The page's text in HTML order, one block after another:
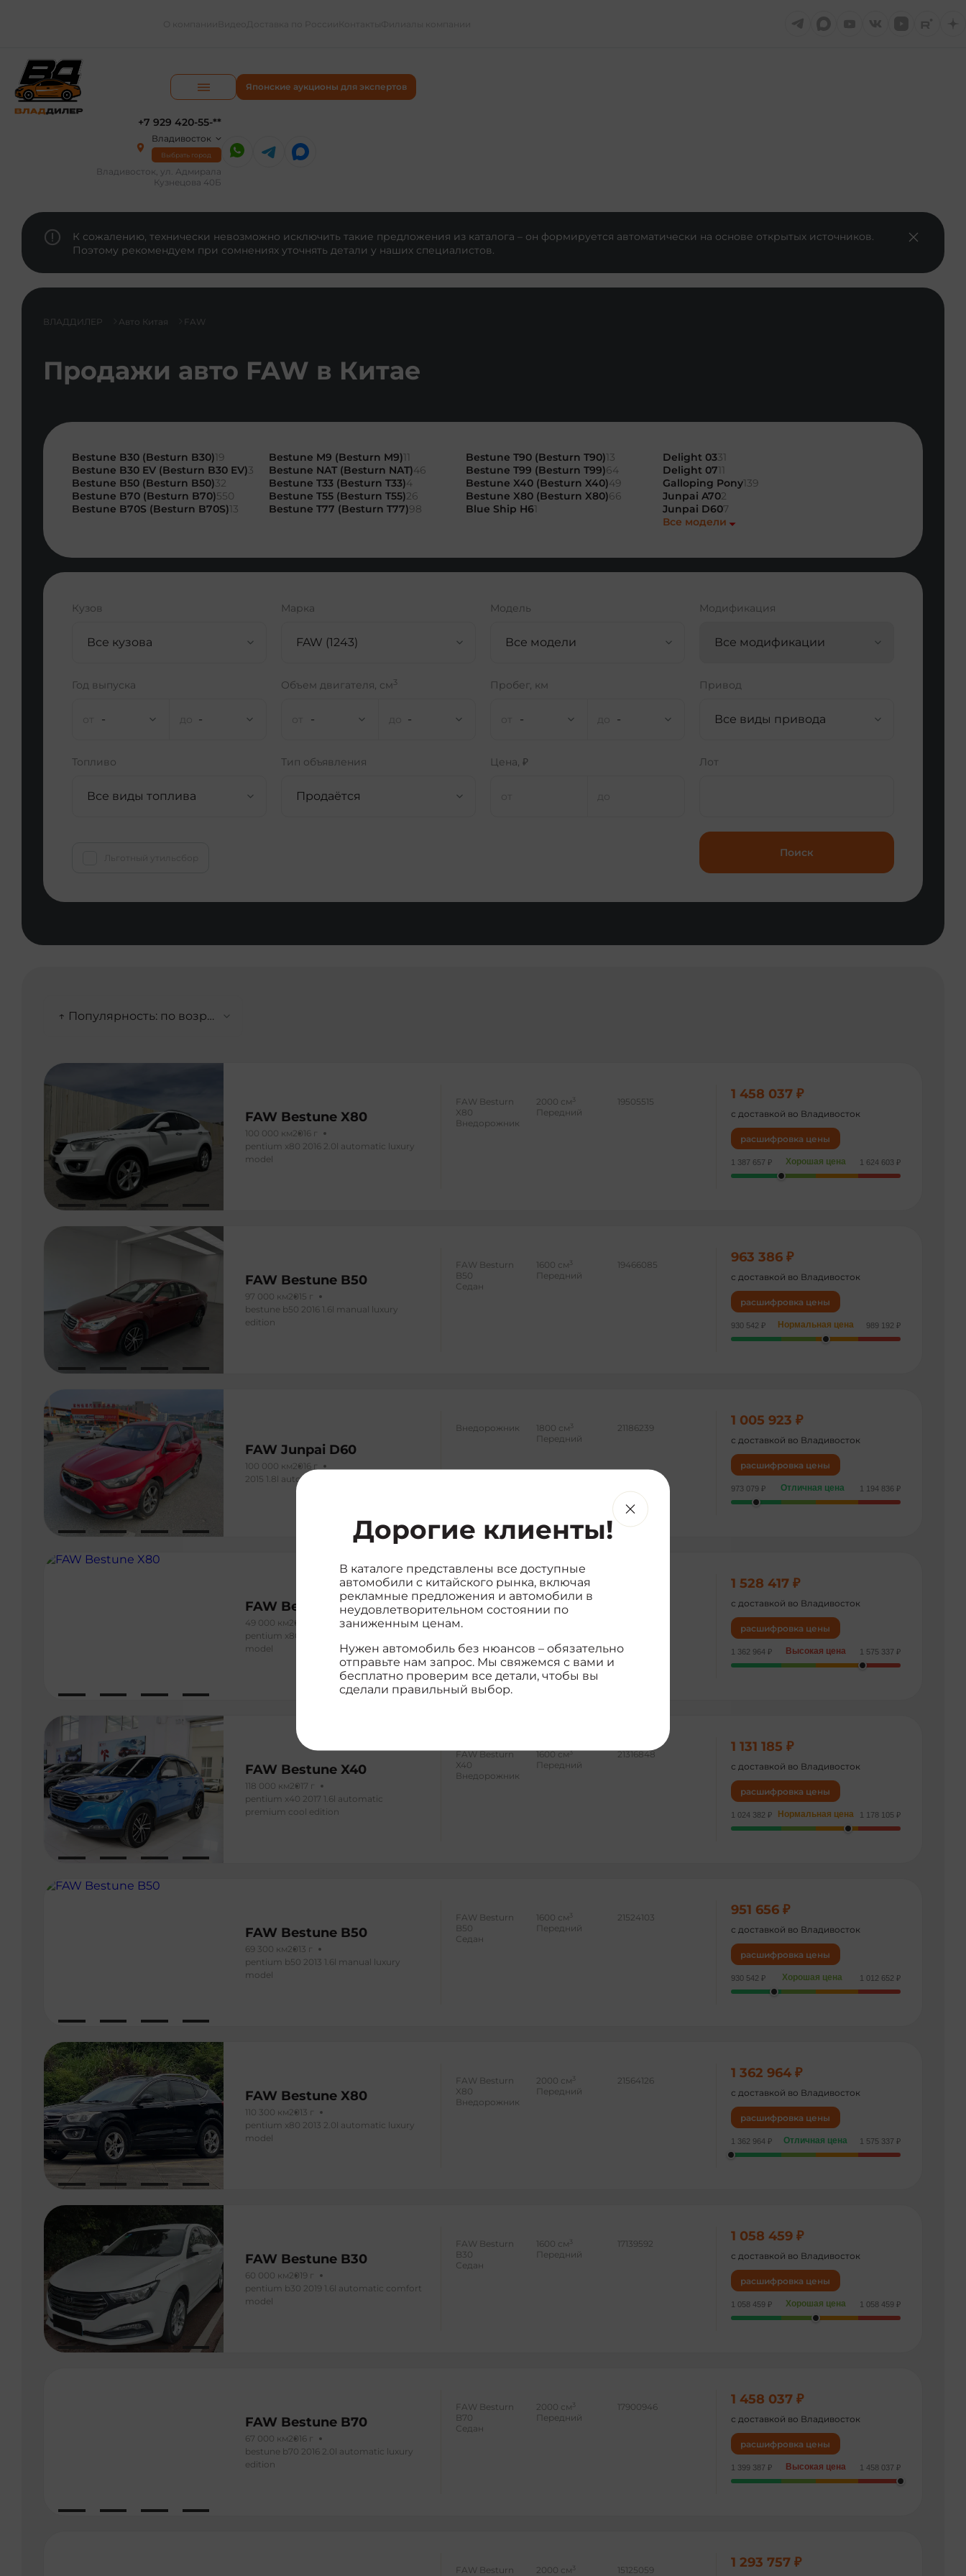
Японские аукционы для экспертов
+7 929 420-55-**
Владивосток
Выбрать город
Владивосток, ул. Адмирала
Кузнецова 40Б
К сожалению, технически невозможно исключить такие предложения из каталога – он формируется автоматически на основе открытых источников.
Поэтому рекомендуем при сомнениях уточнять детали у наших специалистов.
ВЛАДДИЛЕР Авто Китая FAW
Продажи авто FAW в Китае
Bestune B30 (Besturn B30)19
Bestune B30 EV (Besturn B30 EV)3
Bestune B50 (Besturn B50)32
Bestune B70 (Besturn B70)550
Bestune B70S (Besturn B70S)13
Bestune M9 (Besturn M9)11
Bestune NAT (Besturn NAT)46
Bestune T33 (Besturn T33)4
Bestune T55 (Besturn T55)26
Bestune T77 (Besturn T77)98
Bestune T90 (Besturn T90)13
Bestune T99 (Besturn T99)64
Bestune X40 (Besturn X40)49
Bestune X80 (Besturn X80)66
Blue Ship H61
Delight 0331
Delight 0711
Galloping Pony139
Junpai A702
Junpai D607
Все модели
Кузов
Все кузова
Марка
FAW (1243)
Модель
Все модели
Модификация
Все модификации
Год выпуска
- -
Объем двигателя, см3
- -
Пробег, км
- -
Привод
Все виды привода
Топливо
Все виды топлива
Тип объявления
Продаётся
Цена, ₽ Лот
Поиск
↑ Популярность: по возрастанию
FAW Bestune X80
100 000 км2016 г
pentium x80 2016 2.0l automatic luxury
model
FAW Besturn
X80
Внедорожник
2000 см 3
Передний
19505515 1 458 037 ₽
с доставкой во Владивосток
расшифровка цены
1 387 657 ₽ Хорошая цена 1 624 603 ₽
FAW Bestune B50
97 000 км2015 г
bestune b50 2016 1.6l manual luxury
edition
FAW Besturn
B50
Седан
1600 см 3
Передний
19466085 963 386 ₽
с доставкой во Владивосток
расшифровка цены
930 542 ₽ Нормальная цена 989 192 ₽
FAW Junpai D60
100 000 км2016 г
2015 1.8l automatic premium model
Внедорожник 1800 см 3
Передний
21186239 1 005 923 ₽
с доставкой во Владивосток
расшифровка цены
973 079 ₽ Отличная цена 1 194 836 ₽
FAW Bestune X80
49 000 км2013 г
pentium x80 2013 2.0l automatic luxury
model
FAW Besturn
X80
Внедорожник
2000 см 3
Передний
1 528 417 ₽
с доставкой во Владивосток
расшифровка цены
1 362 964 ₽ Высокая цена 1 575 337 ₽
FAW Bestune X40
118 000 км2017 г
pentium x40 2017 1.6l automatic
premium cool edition
FAW Besturn
X40
Внедорожник
1600 см3
Передний
21316848 1 131 185 ₽
с доставкой во Владивосток
расшифровка цены
1 024 382 ₽ Нормальная цена 1 178 105 ₽
FAW Bestune B50
69 300 км2013 г
pentium b50 2013 1.6l manual luxury
model
FAW Besturn
B50
Седан
1600 см 3
Передний
21524103 951 656 ₽
с доставкой во Владивосток
расшифровка цены
930 542 ₽ Хорошая цена 1 012 652 ₽
FAW Bestune X80
110 300 км2013 г
pentium x80 2013 2.0l automatic luxury
model
FAW Besturn
X80
Внедорожник
2000 см 3
Передний
21564126 1 362 964 ₽
с доставкой во Владивосток
расшифровка цены
1 362 964 ₽ Отличная цена 1 575 337 ₽
FAW Bestune B30
60 000 км2019 г
pentium b30 2019 1.6l automatic comfort
model
FAW Besturn
B30
Седан
1600 см 3
Передний
17139592 1 058 459 ₽
с доставкой во Владивосток
расшифровка цены
1 058 459 ₽ Хорошая цена 1 058 459 ₽
FAW Bestune B70
67 000 км2016 г
bestune b70 2016 2.0l automatic luxury
edition
FAW Besturn
B70
Седан
2000 см 3
Передний
17900946 1 458 037 ₽
с доставкой во Владивосток
расшифровка цены
1 399 387 ₽ Высокая цена 1 458 037 ₽
FAW Besturn
2000 см 3 15125059 1 293 757 ₽
Дорогие клиенты!
В каталоге представлены все доступные
автомобили с китайского рынка, включая
рекламные предложения и автомобили в
неудовлетворительном состоянии по
заниженным ценам.
Нужен автомобиль без нюансов – обязательно
отправьте нам запрос. Мы свяжемся с вами и
бесплатно проверим все детали, чтобы вы
сделали правильный выбор.